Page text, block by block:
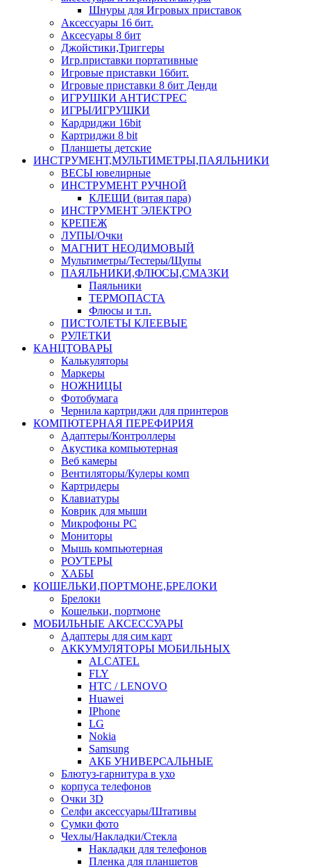
Шнуры для Игровых приставок
Аксессуары 16 бит.
Аксесуары 8 бит
Джойстики,Триггеры
Игр.приставки портативные
Игровые приставки 16бит.
Игровые приставки 8 бит Денди
ИГРУШКИ АНТИСТРЕС
ИГРЫ/ИГРУШКИ
Кардриджи 16bit
Картриджи 8 bit
Планшеты детские
ИНСТРУМЕНТ,МУЛЬТИМЕТРЫ,ПАЯЛЬНИКИ
ВЕСЫ ювелирные
ИНСТРУМЕНТ РУЧНОЙ
КЛЕЩИ (витая пара)
ИНСТРУМЕНТ ЭЛЕКТРО
КРЕПЕЖ
ЛУПЫ/Очки
МАГНИТ НЕОДИМОВЫЙ
Мультиметры/Тестеры/Щупы
ПАЯЛЬНИКИ,ФЛЮСЫ,СМАЗКИ
Паяльники
ТЕРМОПАСТА
Флюсы и т.п.
ПИСТОЛЕТЫ КЛЕЕВЫЕ
РУЛЕТКИ
КАНЦТОВАРЫ
Калькуляторы
Маркеры
НОЖНИЦЫ
Фотобумага
Чернила картриджи для принтеров
КОМПЮТЕРНАЯ ПЕРЕФИРИЯ
Адаптеры/Контроллеры
Акустика компьютерная
Веб камеры
Вентиляторы/Кулеры комп
Картридеры
Клавиатуры
Коврик для мыши
Микрофоны PC
Мониторы
Мышь компьютерная
РОУТЕРЫ
ХАБЫ
КОШЕЛЬКИ,ПОРТМОНЕ,БРЕЛОКИ
Брелоки
Кошельки, портмоне
МОБИЛЬНЫЕ АКСЕССУАРЫ
Адаптеры для сим карт
АККУМУЛЯТОРЫ МОБИЛЬНЫХ
ALCATEL
FLY
HTC / LENOVO
Huawei
IPhone
LG
Nokia
Samsung
АКБ УНИВЕРСАЛЬНЫЕ
Блютуз-гарнитура в ухо
корпуса телефонов
Очки 3D
Селфи аксессуары/Штативы
Сумки фото
Чехлы/Накладки/Стекла
Накладки для телефонов
Пленка для планшетов